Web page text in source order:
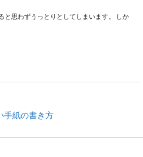
と思わずうっとりとしてしまいます。 しか
手紙の書き方
普段のやり取りは、LINEやメールで十分